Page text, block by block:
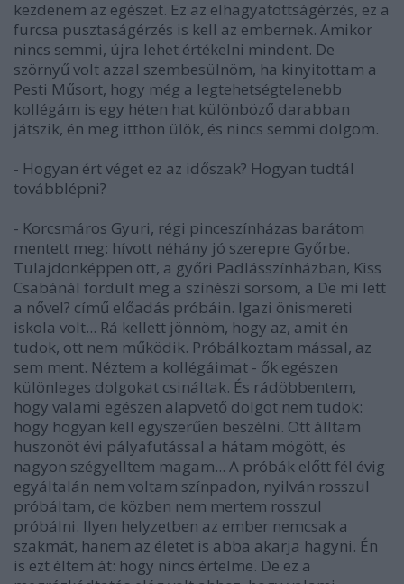
kezdenem az egészet. Ez az elhagyatottságérzés, ez a
furcsa pusztaságérzés is kell az embernek. Amikor
nincs semmi, újra lehet értékelni mindent. De
szörnyű volt azzal szembesülnöm, ha kinyitottam a
Pesti Műsort, hogy még a legtehetségtelenebb
kollégám is egy héten hat különböző darabban
játszik, én meg itthon ülök, és nincs semmi dolgom.
- Hogyan ért véget ez az időszak? Hogyan tudtál
továbblépni?
- Korcsmáros Gyuri, régi pinceszínházas barátom
mentett meg: hívott néhány jó szerepre Győrbe.
Tulajdonképpen ott, a győri Padlásszínházban, Kiss
Csabánál fordult meg a színészi sorsom, a De mi lett
a nővel? című előadás próbáin. Igazi önismereti
iskola volt... Rá kellett jönnöm, hogy az, amit én
tudok, ott nem működik. Próbálkoztam mással, az
sem ment. Néztem a kollégáimat - ők egészen
különleges dolgokat csináltak. És rádöbbentem,
hogy valami egészen alapvető dolgot nem tudok:
hogy hogyan kell egyszerűen beszélni. Ott álltam
huszonöt évi pályafutással a hátam mögött, és
nagyon szégyelltem magam... A próbák előtt fél évig
egyáltalán nem voltam színpadon, nyilván rosszul
próbáltam, de közben nem mertem rosszul
próbálni. Ilyen helyzetben az ember nemcsak a
szakmát, hanem az életet is abba akarja hagyni. Én
is ezt éltem át: hogy nincs értelme. De ez a